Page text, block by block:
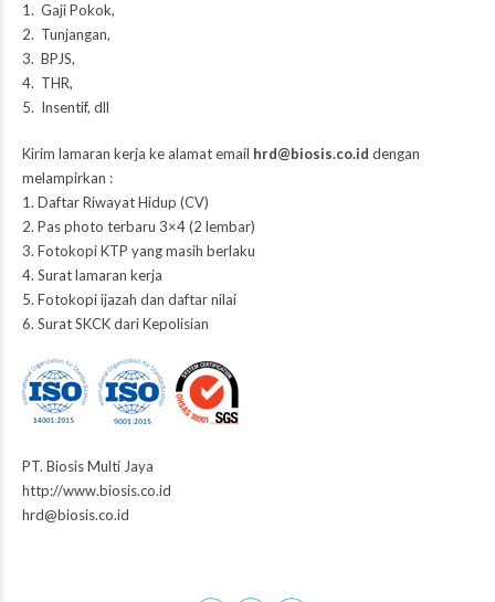
1. Gaji Pokok,
2. Tunjangan,
3. BPJS,
4. THR,
5. Insentif, dll
Kirim lamaran kerja ke alamat email hrd@biosis.co.id dengan
melampirkan :
1. Daftar Riwayat Hidup (CV)
2. Pas photo terbaru 3×4 (2 lembar)
3. Fotokopi KTP yang masih berlaku
4. Surat lamaran kerja
5. Fotokopi ijazah dan daftar nilai
6. Surat SKCK dari Kepolisian
PT. Biosis Multi Jaya
http://www.biosis.co.id
hrd@biosis.co.id